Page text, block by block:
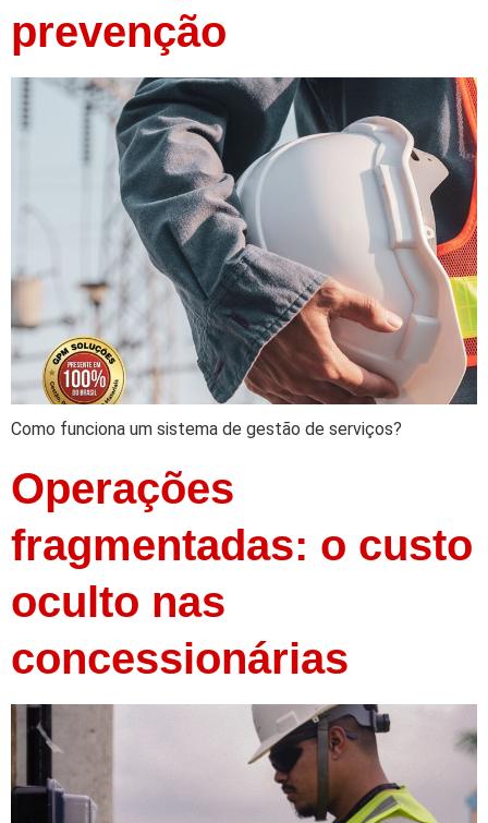
prevenção
Como funciona um sistema de gestão de serviços?
Operações
fragmentadas: o custo
oculto nas
concessionárias